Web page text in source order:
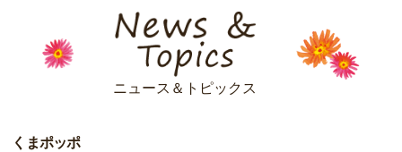
ニュース＆トピックス
くまポッポ